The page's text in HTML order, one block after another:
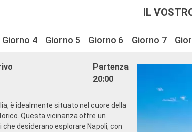
e
- Possibilità di richiedere il turno preferito
- 20% di sconto su un Pacchetto
- Ricco programma di spettacoli teatrali
in stile Broadway
- Palestra perfettamente attrezzata con
vista panoramica
- Attività di intrattenimento per adulti e
IL
Giorno 4 Giorno 5 Giorno 6 Giorno 7
Partenza
20:00
è idealmente situato nel cuore della
Questa vicinanza offre un
desiderano esplorare Napoli, con